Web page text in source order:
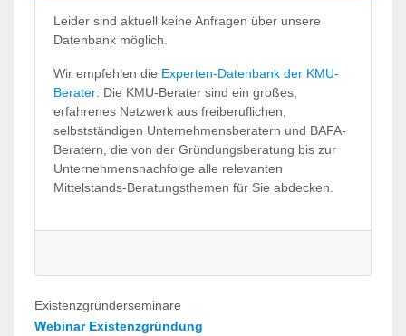
Leider sind aktuell keine Anfragen über unsere
Datenbank möglich.
Wir empfehlen die Experten-Datenbank der KMU-
Berater: Die KMU-Berater sind ein großes,
erfahrenes Netzwerk aus freiberuflichen,
selbstständigen Unternehmensberatern und BAFA-
Beratern, die von der Gründungsberatung bis zur
Unternehmensnachfolge alle relevanten
Mittelstands-Beratungsthemen für Sie abdecken.
Existenzgründerseminare
Webinar Existenzgründung